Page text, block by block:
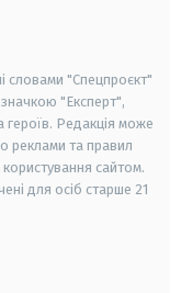
словами "Спецпроєкт"
"Експерт",
героїв. Редакція може
реклами та правил
сайтом.
для осіб старше 21